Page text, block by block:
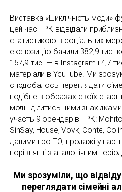
Виставка «Циклічність моди»
цей час ТРК відвідали
статистикою в соціальних
експозицію бачили 382,9 тис.
157,9 тис. — в Instagram і 4,7
матеріали в YouTube. Ми
сподобалось переглядати
подібне в образах своїх
моді і ділитись цими
участь 9 орендарів ТРК:
SinSay, House, Vovk, Conte,
даними про ТО, продажі у
порівнянні з аналогічним
Ми зрозуміли, що
переглядати сімейні